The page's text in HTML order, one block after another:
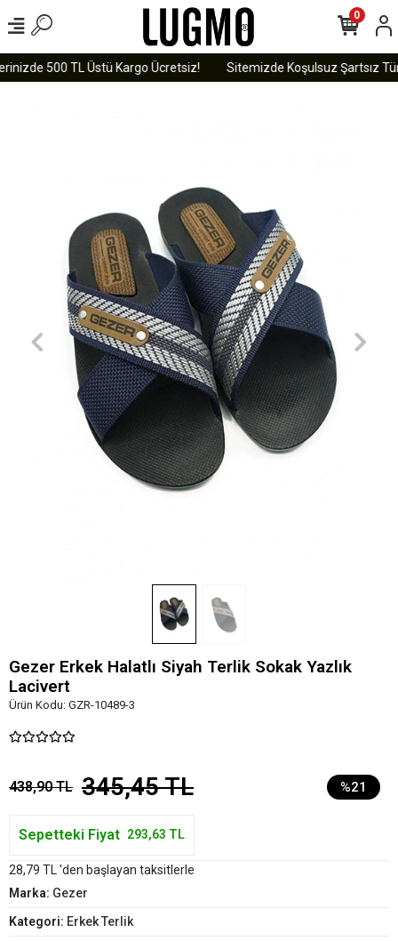
500 TL Üstü Kargo Ücretsiz! Sitemizde Koşulsuz Şartsız
0
Gezer Erkek Halatlı Siyah Terlik Sokak Yazlık
Lacivert
Ürün Kodu: GZR-10489-3
438,90 TL 345,45 TL %21
Sepetteki Fiyat 293,63 TL
28,79 TL 'den başlayan taksitlerle
Marka: Gezer
Kategori: Erkek Terlik